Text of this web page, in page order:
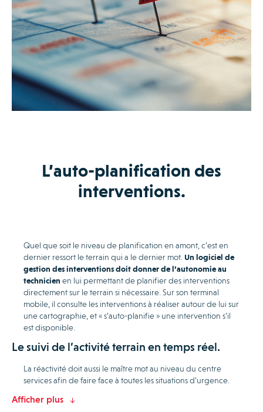
L’auto-planification des
interventions.
Quel que soit le niveau de planification en amont, c’est en
dernier ressort le terrain qui a le dernier mot. Un logiciel de
gestion des interventions doit donner de l’autonomie au
technicien en lui permettant de planifier des interventions
directement sur le terrain si nécessaire. Sur son terminal
mobile, il consulte les interventions à réaliser autour de lui sur
une cartographie, et « s’auto-planifie » une intervention s’il
est disponible.
Le suivi de l’activité terrain en temps réel.
La réactivité doit aussi le maître mot au niveau du centre
services afin de faire face à toutes les situations d’urgence.
Afficher plus